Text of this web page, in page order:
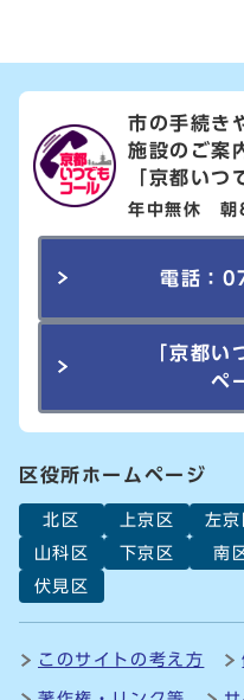
市の手続き
施設のご案
「京都いつ
年中無休 朝
電話：
「京都い
ペ
区役所ホームページ
北区 上京区 左京
山科区
下京区 南
伏見区
このサイトの考え方